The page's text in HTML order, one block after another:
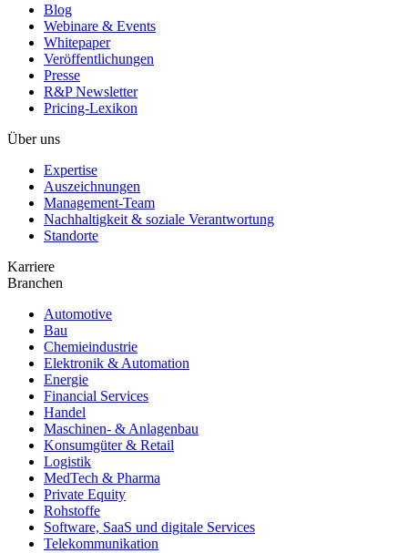
Blog
Webinare & Events
Whitepaper
Veröffentlichungen
Presse
R&P Newsletter
Pricing-Lexikon
Über uns
Expertise
Auszeichnungen
Management-Team
Nachhaltigkeit & soziale Verantwortung
Standorte
Karriere
Branchen
Automotive
Bau
Chemieindustrie
Elektronik & Automation
Energie
Financial Services
Handel
Maschinen- & Anlagenbau
Konsumgüter & Retail
Logistik
MedTech & Pharma
Private Equity
Rohstoffe
Software, SaaS und digitale Services
Telekommunikation